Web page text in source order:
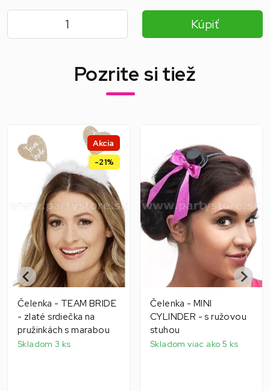
Kúpiť
Pozrite si tiež
Akcia
-21%
Čelenka - TEAM BRIDE
- zlaté srdiečka na
pružinkách s marabou
Skladom 3 ks
Čelenka - MINI
CYLINDER - s ružovou
stuhou
Skladom viac ako 5 ks